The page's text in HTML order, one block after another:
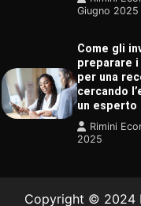
Giugno 2025
Come gli
preparare
per una
cercando
un esperto
Rimini
2025
È stato appena
gruppo sanguigno,
Rimini Economia
Copyright © 2024